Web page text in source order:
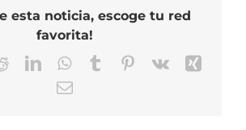
esta noticia, escoge tu red
favorita!
RedditLinkedInWhatsApp
TumblrPinterest
Vk
Correo